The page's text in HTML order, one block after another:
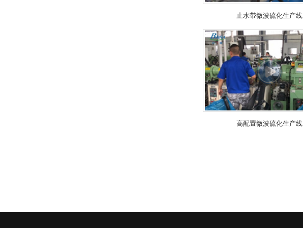
止水带微波硫化生产线
高配置微波硫化生产线